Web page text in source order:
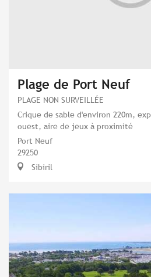
Plage de Port Neuf
PLAGE NON SURVEILLÉE
Crique de sable d'environ 220m,
ouest, aire de jeux à proximité
Port Neuf
29250
Sibiril